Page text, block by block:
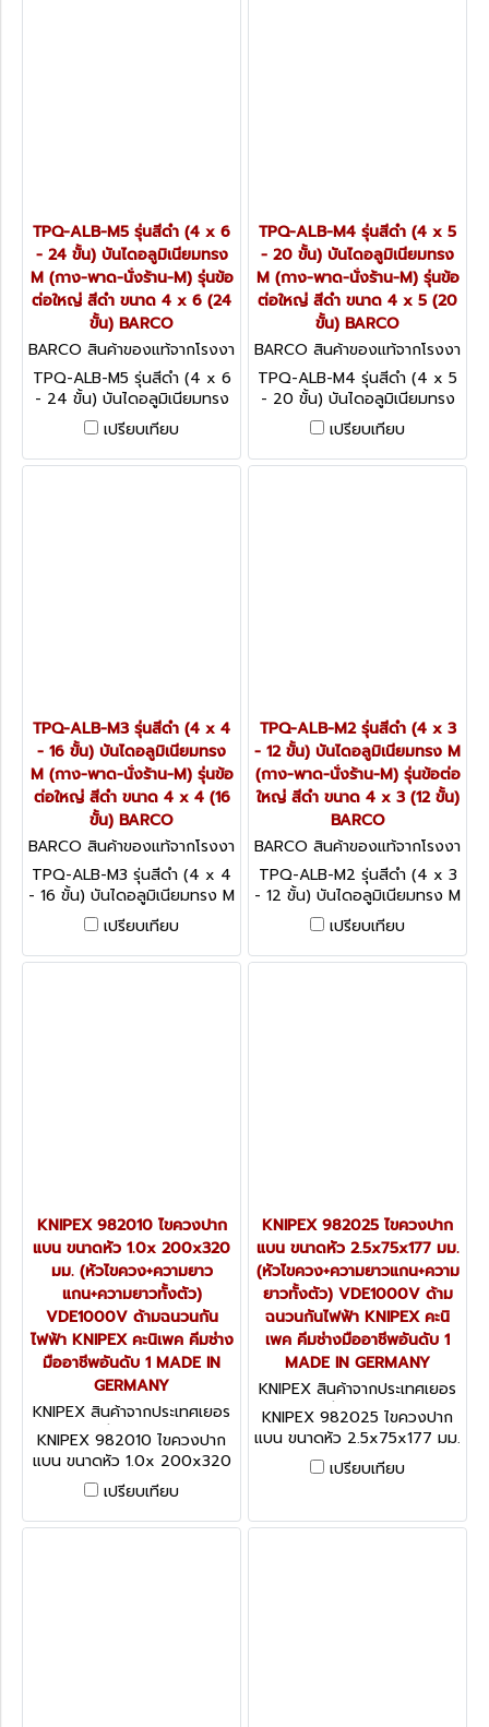
TPQ-ALB-M5 รุ่นสีดำ (4 x 6
- 24 ขั้น) บันไดอลูมิเนียมทรง
M (กาง-พาด-นั่งร้าน-M) รุ่นข้อ
ต่อใหญ่ สีดำ ขนาด 4 x 6 (24
ขั้น) BARCO
BARCO สินค้าของแท้จากโรงงา
นผู้ผลิต TPQ-ALB-M5 (4 x 6
- 24 ขั้น)
TPQ-ALB-M5 รุ่นสีดำ (4 x 6
- 24 ขั้น) บันไดอลูมิเนียมทรง
M (กาง-พาด-นั่งร้าน-M) รุ่นข้อ
ต่อใหญ่ สีดำ ขนาด 4 x 6 (24
ขั้น) BARCO
เปรียบเทียบ
TPQ-ALB-M4 รุ่นสีดำ (4 x 5
- 20 ขั้น) บันไดอลูมิเนียมทรง
M (กาง-พาด-นั่งร้าน-M) รุ่นข้อ
ต่อใหญ่ สีดำ ขนาด 4 x 5 (20
ขั้น) BARCO
BARCO สินค้าของแท้จากโรงงา
นผู้ผลิต TPQ-ALB-M4 (4 x 5
- 20 ขั้น)
TPQ-ALB-M4 รุ่นสีดำ (4 x 5
- 20 ขั้น) บันไดอลูมิเนียมทรง
M (กาง-พาด-นั่งร้าน-M) รุ่นข้อ
ต่อใหญ่ สีดำ ขนาด 4 x 5 (20
ขั้น) BARCO
เปรียบเทียบ
TPQ-ALB-M3 รุ่นสีดำ (4 x 4
- 16 ขั้น) บันไดอลูมิเนียมทรง
M (กาง-พาด-นั่งร้าน-M) รุ่นข้อ
ต่อใหญ่ สีดำ ขนาด 4 x 4 (16
ขั้น) BARCO
BARCO สินค้าของแท้จากโรงงา
นผู้ผลิต TPQ-ALB-M3 (4 x 4
- 16 ขั้น)
TPQ-ALB-M3 รุ่นสีดำ (4 x 4
- 16 ขั้น) บันไดอลูมิเนียมทรง M
(กาง-พาด-นั่งร้าน-M) รุ่นข้อต่อ
ใหญ่ สีดำ ขนาด 4 x 4 (16
ขั้น) BARCO
เปรียบเทียบ
TPQ-ALB-M2 รุ่นสีดำ (4 x 3
- 12 ขั้น) บันไดอลูมิเนียมทรง M
(กาง-พาด-นั่งร้าน-M) รุ่นข้อต่อ
ใหญ่ สีดำ ขนาด 4 x 3 (12 ขั้น)
BARCO
BARCO สินค้าของแท้จากโรงงา
นผู้ผลิต TPQ-ALB-M2 (4 x 3
- 12 ขั้น)
TPQ-ALB-M2 รุ่นสีดำ (4 x 3
- 12 ขั้น) บันไดอลูมิเนียมทรง M
(กาง-พาด-นั่งร้าน-M) รุ่นข้อต่อ
ใหญ่ สีดำ ขนาด 4 x 3 (12 ขั้น)
BARCO
เปรียบเทียบ
KNIPEX 982010 ไขควงปาก
แบน ขนาดหัว 1.0x 200x320
มม. (หัวไขควง+ความยาว
แกน+ความยาวทั้งตัว)
VDE1000V ด้ามฉนวนกัน
ไฟฟ้า KNIPEX คะนิเพค คีมช่าง
มืออาชีพอันดับ 1 MADE IN
GERMANY
KNIPEX สินค้าจากประเทศเยอร
มนี 982010
KNIPEX 982010 ไขควงปาก
แบน ขนาดหัว 1.0x 200x320
มม. (หัวไขควง+ความยาว
แกน+ความยาวทั้งตัว)
VDE1000V ด้ามฉนวนกันไฟฟ้า
เปรียบเทียบ
KNIPEX 982025 ไขควงปาก
แบน ขนาดหัว 2.5x75x177 มม.
(หัวไขควง+ความยาวแกน+ความ
ยาวทั้งตัว) VDE1000V ด้าม
ฉนวนกันไฟฟ้า KNIPEX คะนิ
เพค คีมช่างมืออาชีพอันดับ 1
MADE IN GERMANY
KNIPEX สินค้าจากประเทศเยอร
มนี 982025
KNIPEX 982025 ไขควงปาก
แบน ขนาดหัว 2.5x75x177 มม.
(หัวไขควง+ความยาวแกน+ความ
ยาวทั้งตัว) VDE1000V ด้าม
เพค คีมช่างมืออาชีพอันดับ 1
เปรียบเทียบ